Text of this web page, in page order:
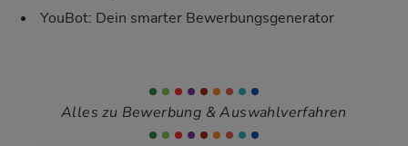
YouBot: Dein smarter Bewerbungsgenerator
Alles zu Bewerbung & Auswahlverfahren